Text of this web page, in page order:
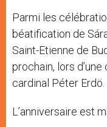
Parmi les
béatification de
Saint-Etienne de
prochain, lors
cardinal Péter Erdö.
L’anniversaire est